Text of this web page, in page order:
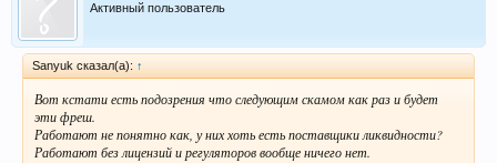
Активный пользователь
Sanyuk сказал(а): ↑
Вот кстати есть подозрения что следующим скамом как раз и будет
эти фреш.
Работают не понятно как, у них хоть есть поставщики ликвидности?
Работают без лицензий и регуляторов вообще ничего нет.